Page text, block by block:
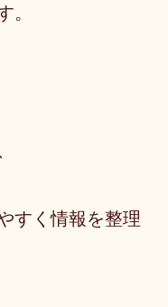
。
すく情報を整理